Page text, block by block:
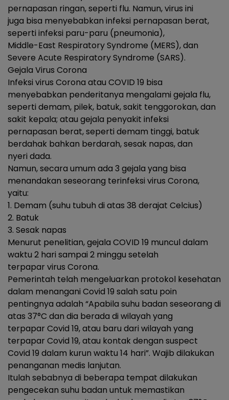
pernapasan ringan, seperti flu. Namun, virus ini
juga bisa menyebabkan infeksi pernapasan berat,
seperti infeksi paru-paru (pneumonia),
Middle-East Respiratory Syndrome (MERS), dan
Severe Acute Respiratory Syndrome (SARS).
Gejala Virus Corona
Infeksi virus Corona atau COVID 19 bisa
menyebabkan penderitanya mengalami gejala flu,
seperti demam, pilek, batuk, sakit tenggorokan, dan
sakit kepala; atau gejala penyakit infeksi
pernapasan berat, seperti demam tinggi, batuk
berdahak bahkan berdarah, sesak napas, dan
nyeri dada.
Namun, secara umum ada 3 gejala yang bisa
menandakan seseorang terinfeksi virus Corona,
yaitu:
1. Demam (suhu tubuh di atas 38 derajat Celcius)
2. Batuk
3. Sesak napas
Menurut penelitian, gejala COVID 19 muncul dalam
waktu 2 hari sampai 2 minggu setelah
terpapar virus Corona.
Pemerintah telah mengeluarkan protokol kesehatan
dalam menangani Covid 19 salah satu poin
pentingnya adalah “Apabila suhu badan seseorang di
atas 37°C dan dia berada di wilayah yang
terpapar Covid 19, atau baru dari wilayah yang
terpapar Covid 19, atau kontak dengan suspect
Covid 19 dalam kurun waktu 14 hari”. Wajib dilakukan
penanganan medis lanjutan.
Itulah sebabnya di beberapa tempat dilakukan
pengecekan suhu badan untuk memastikan